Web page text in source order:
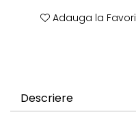
Adauga la
Descriere